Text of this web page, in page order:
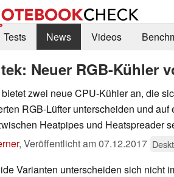
Tests
News Videos
Neuer RGB-Kühler
zwei neue CPU-Kühler an, die
RGB-Lüfter unterscheiden und auf
Heatpipes und Heatspreader
, Veröffentlicht am07.12.2017
Varianten unterscheiden sich nicht